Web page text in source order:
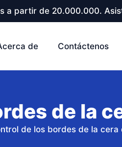
a partir de 20.000.000.
de Contáctenos
de la
de los bordes de la cera